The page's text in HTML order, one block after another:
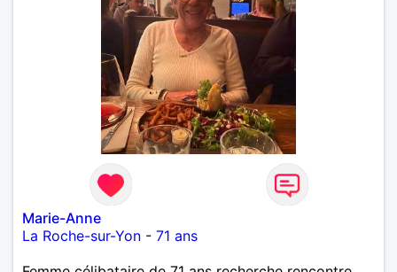
Marie-Anne
La Roche-sur-Yon - 71 ans